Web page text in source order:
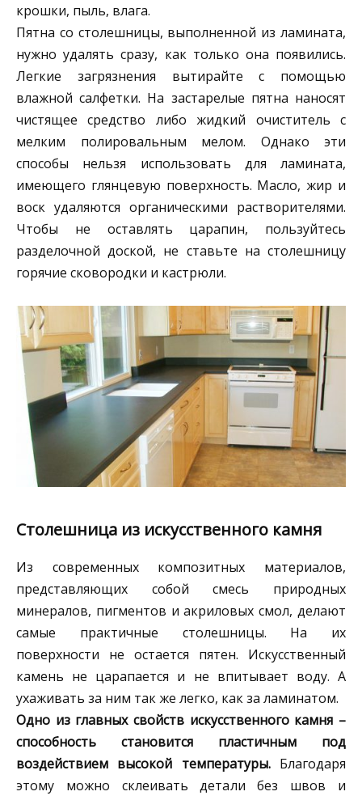
крошки, пыль, влага.
Пятна со столешницы, выполненной из ламината,
нужно удалять сразу, как только она появились.
Легкие загрязнения вытирайте с помощью
влажной салфетки. На застарелые пятна наносят
чистящее средство либо жидкий очиститель с
мелким полировальным мелом. Однако эти
способы нельзя использовать для ламината,
имеющего глянцевую поверхность. Масло, жир и
воск удаляются органическими растворителями.
Чтобы не оставлять царапин, пользуйтесь
разделочной доской, не ставьте на столешницу
горячие сковородки и кастрюли.
Столешница из искусственного камня
Из современных композитных материалов,
представляющих собой смесь природных
минералов, пигментов и акриловых смол, делают
самые практичные столешницы. На их
поверхности не остается пятен. Искусственный
камень не царапается и не впитывает воду. А
ухаживать за ним так же легко, как за ламинатом.
Одно из главных свойств искусственного камня –
способность становится пластичным под
воздействием высокой температуры.Благодаря
этому можно склеивать детали без швов и